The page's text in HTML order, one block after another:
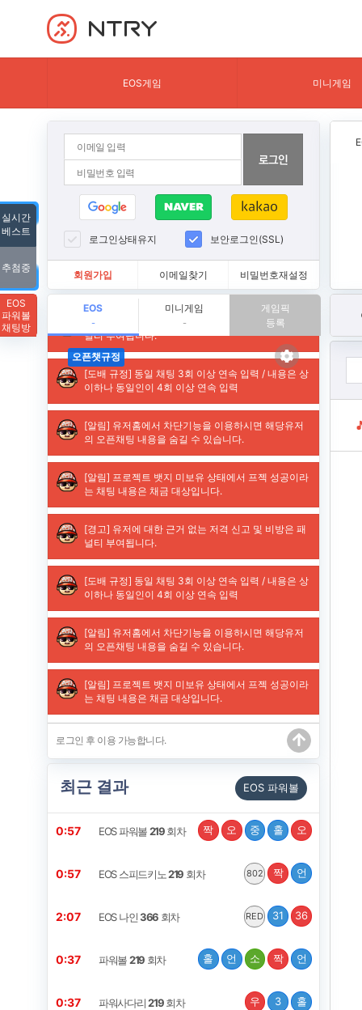
NTRY
EOS게임 미니게임
로그인상태유지 보안로그인(SSL)
회원가입 이메일찾기 비밀번호재설정
EOS
-
미니게임
-
게임픽
등록
최근 결과 EOS 파워볼
0:57 EOS 파워볼219회차 짝 오 중 홀 오
0:57 EOS 스피드키노219 회차 802 짝 언
2:07 EOS 나인366 회차 RED 31 36
0:37 파워볼219회차 홀 언 소 짝 언
0:37 파워사다리219회차 우 3 홀
실시간
베스트
추첨중
EOS
파워볼
채팅방